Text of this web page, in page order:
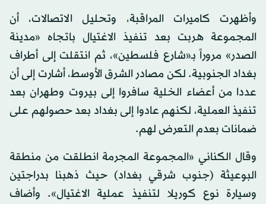
وأظهرت كاميرات المراقبة، وتحليل الاتصالات، أن
المجموعة هربت بعد تنفيذ الاغتيال باتجاه «مدينة
الصدر» مروراً بـ«شارع فلسطين»، ثم انتقلت إلى أطراف
بغداد الجنوبية. لكن مصادر الشرق الأوسط، أشارت إلى أن
عددا من أعضاء الخلية سافروا إلى بيروت وطهران بعد
تنفيذ العملية، لكنهم عادوا إلى بغداد بعد حصولهم على
ضمانات بعدم التعرض لهم.
وقال الكناني «المجموعة المجرمة انطلقت من منطقة
البوعيثة (جنوب شرقي بغداد) حيث ذهبنا بدراجتين
وسيارة نوع كوريلا لتنفيذ عملية الاغتيال». وأضاف